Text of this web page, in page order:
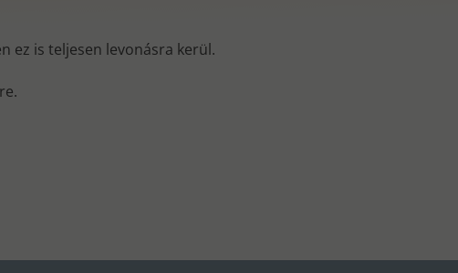
ez is teljesen levonásra kerül.